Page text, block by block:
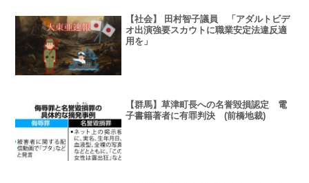
【社会】 田村智子議員 「アダルトビデ
オ出演強要スカウトに職業安定法違反適
用を」
【群馬】草津町長への名誉毀損認定 電
子書籍著者に有罪判決 (前橋地裁)